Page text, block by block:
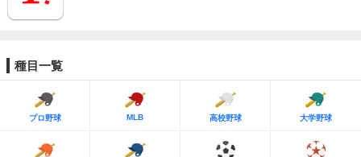
種目一覧
プロ野球 MLB 高校野球 大学野球